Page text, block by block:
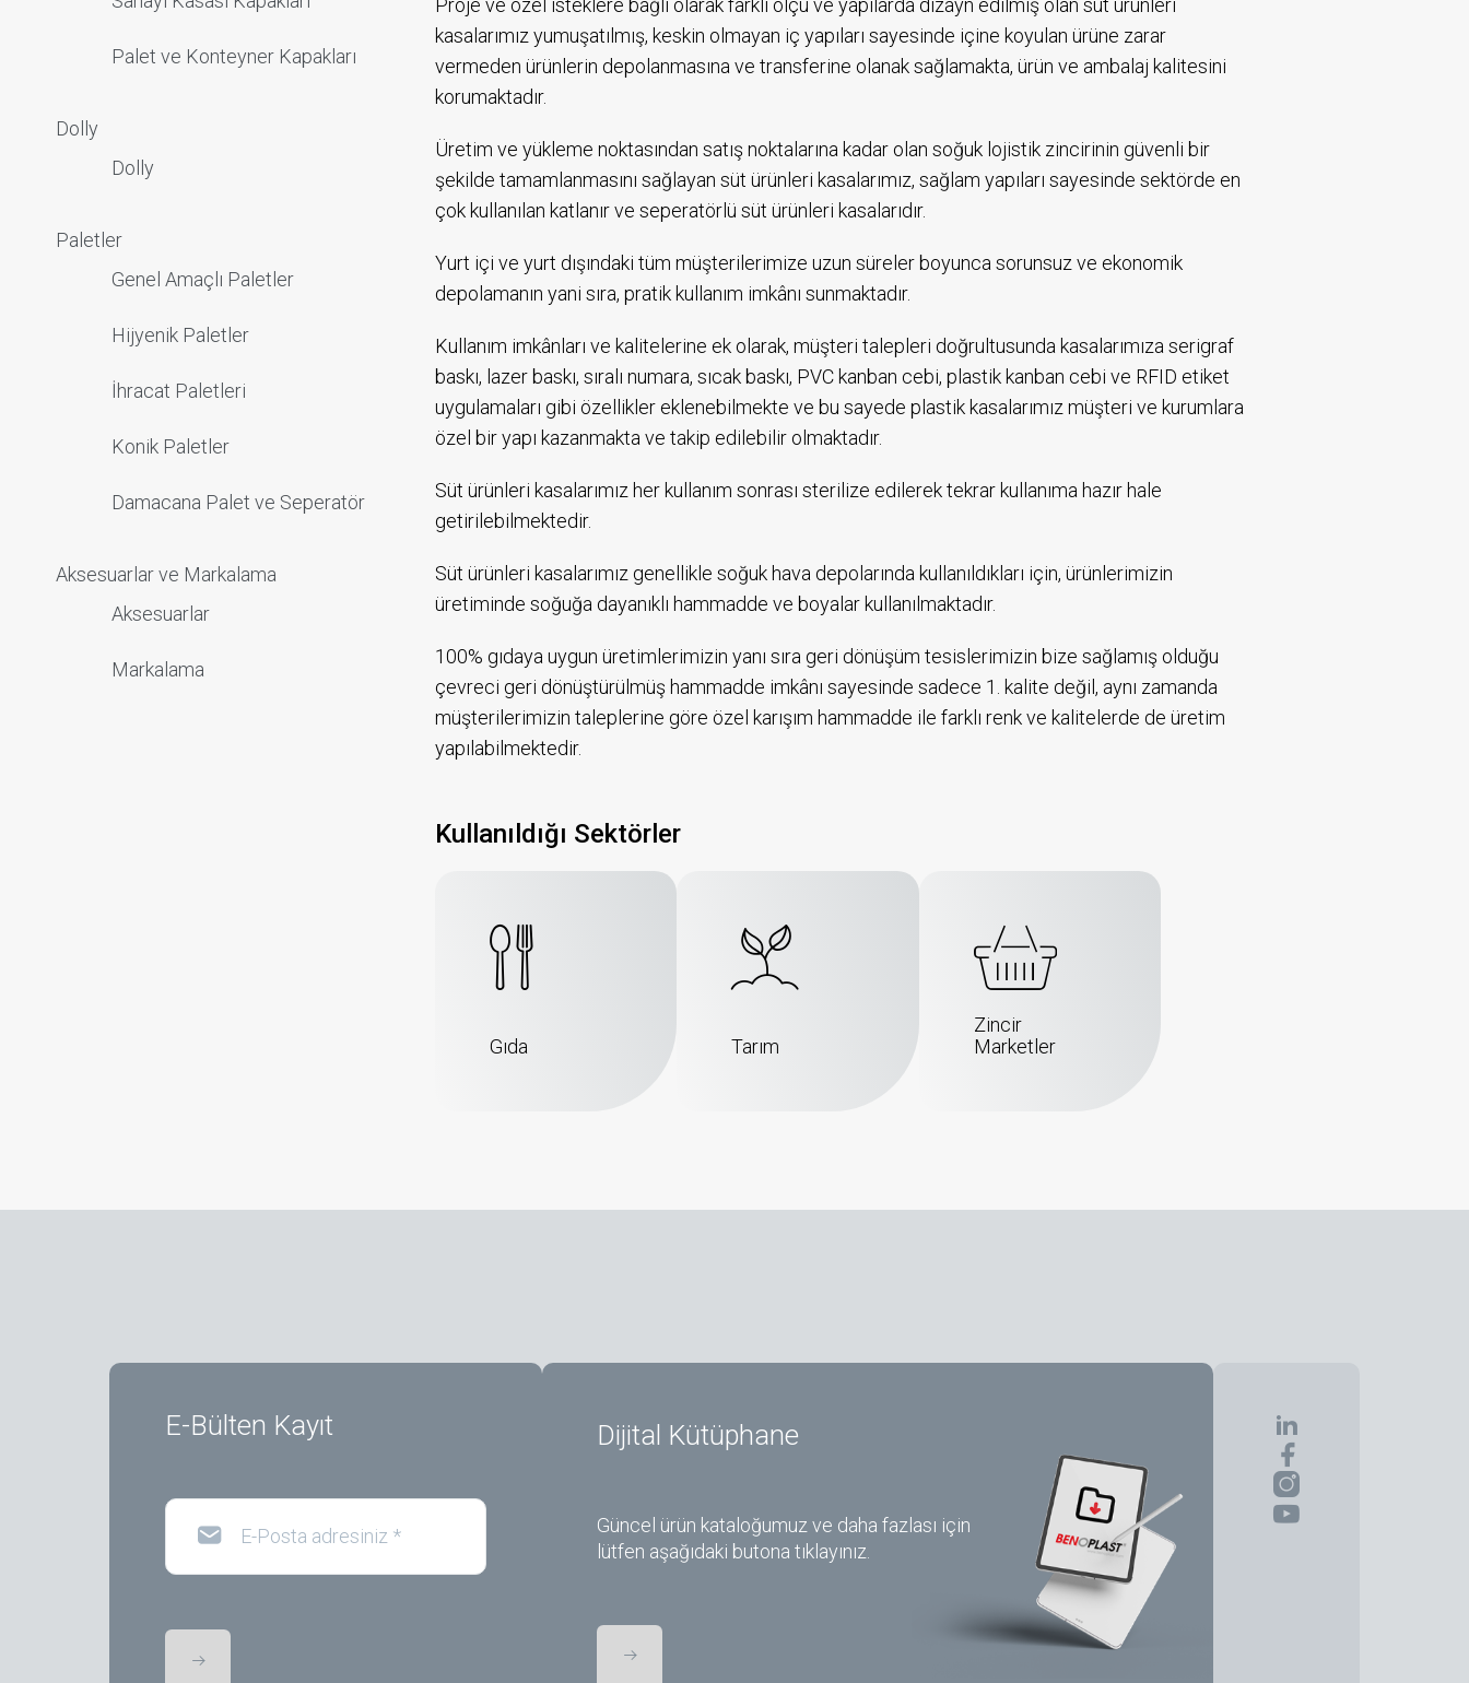
Palet ve Konteyner Kapakları
Dolly
Dolly
Paletler
Genel Amaçlı Paletler
Hijyenik Paletler
İhracat Paletleri
Konik Paletler
Damacana Palet ve Seperatör
Aksesuarlar ve Markalama
Aksesuarlar
Markalama
Proje ve özel isteklere bağlı olarak farklı ölçü ve yapılarda dizayn edilmiş olan süt ürünleri
kasalarımız yumuşatılmış, keskin olmayan iç yapıları sayesinde içine koyulan ürüne zarar
vermeden ürünlerin depolanmasına ve transferine olanak sağlamakta, ürün ve ambalaj kalitesini
korumaktadır.
Üretim ve yükleme noktasından satış noktalarına kadar olan soğuk lojistik zincirinin güvenli bir
şekilde tamamlanmasını sağlayan süt ürünleri kasalarımız, sağlam yapıları sayesinde sektörde en
çok kullanılan katlanır ve seperatörlü süt ürünleri kasalarıdır.
Yurt içi ve yurt dışındaki tüm müşterilerimize uzun süreler boyunca sorunsuz ve ekonomik
depolamanın yani sıra, pratik kullanım imkânı sunmaktadır.
Kullanım imkânları ve kalitelerine ek olarak, müşteri talepleri doğrultusunda kasalarımıza serigraf
baskı, lazer baskı, sıralı numara, sıcak baskı, PVC kanban cebi, plastik kanban cebi ve RFID etiket
uygulamaları gibi özellikler eklenebilmekte ve bu sayede plastik kasalarımız müşteri ve kurumlara
özel bir yapı kazanmakta ve takip edilebilir olmaktadır.
Süt ürünleri kasalarımız her kullanım sonrası sterilize edilerek tekrar kullanıma hazır hale
getirilebilmektedir.
Süt ürünleri kasalarımız genellikle soğuk hava depolarında kullanıldıkları için, ürünlerimizin
üretiminde soğuğa dayanıklı hammadde ve boyalar kullanılmaktadır.
100% gıdaya uygun üretimlerimizin yanı sıra geri dönüşüm tesislerimizin bize sağlamış olduğu
çevreci geri dönüştürülmüş hammadde imkânı sayesinde sadece 1. kalite değil, aynı zamanda
müşterilerimizin taleplerine göre özel karışım hammadde ile farklı renk ve kalitelerde de üretim
yapılabilmektedir.
Kullanıldığı Sektörler
Gıda Tarım
Zincir
Marketler
E-Bülten Kayıt
E-Posta adresiniz *
Dijital Kütüphane
Güncel ürün kataloğumuz ve daha fazlası için
lütfen aşağıdaki butona tıklayınız.